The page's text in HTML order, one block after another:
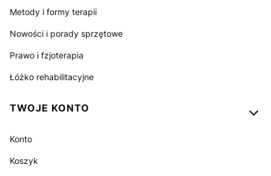
Metody i formy terapii
Nowości i porady sprzętowe
Prawo i fzjoterapia
Łóżko rehabilitacyjne
TWOJE KONTO
Konto
Koszyk